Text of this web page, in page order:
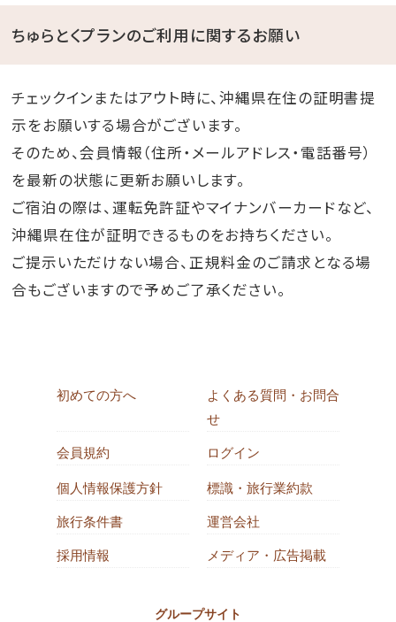
ちゅらとくプランのご利用に関するお願い
チェックインまたはアウト時に、沖縄県在住の証明書提
示をお願いする場合がございます。
そのため、会員情報（住所・メールアドレス・電話番号）
を最新の状態に更新お願いします。
ご宿泊の際は、運転免許証やマイナンバーカードなど、
沖縄県在住が証明できるものをお持ちください。
ご提示いただけない場合、正規料金のご請求となる場
合もございますので予めご了承ください。
初めての方へ
よくある質問・お問合
せ
会員規約 ログイン
個人情報保護方針 標識・旅行業約款
旅行条件書 運営会社
採用情報 メディア・広告掲載
グループサイト